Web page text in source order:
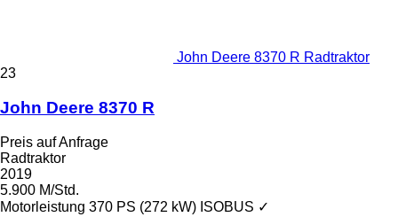
John Deere 8370 R Radtraktor
23
John Deere 8370 R
Preis auf Anfrage
Radtraktor
2019
5.900 M/Std.
Motorleistung 370 PS (272 kW) ISOBUS ✓